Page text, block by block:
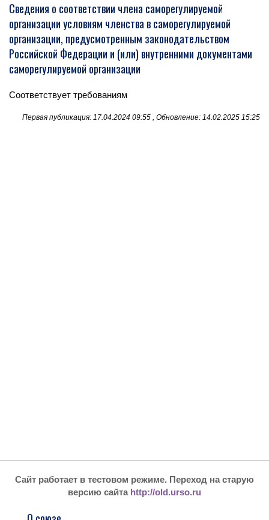
Сведения о соответствии члена саморегулируемой
организации условиям членства в саморегулируемой
организации, предусмотренным законодательством
Российской Федерации и (или) внутренними документами
саморегулируемой организации
Соответствует требованиям
Первая публикация: 17.04.2024 09:55 , Обновление: 14.02.2025 15:25
Сайт работает в тестовом режиме. Переход на старую
версию сайта http://old.urso.ru